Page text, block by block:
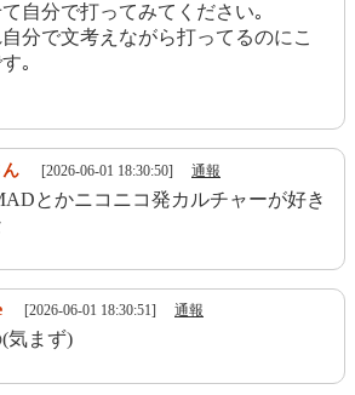
自分で打ってみてください｡
分で文考えながら打ってるのにこ
｡
ん [2026-06-01 18:30:50] 通報
とかニコニコ発カルチャーが好き
[2026-06-01 18:30:51] 通報
気まず)